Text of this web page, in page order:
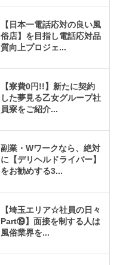
【日本一電話応対の良い風
俗店】を目指し電話応対品
質向上プロジェ...
【寮費0円!!】新たに契約
した夢見る乙女グループ社
員寮をご紹介...
副業・Wワークなら、絶対
に【デリヘルドライバー】
をお勧めする3...
【埼玉エリア☆社員の日々
Part⑲】面接を制する人は
風俗業界を...